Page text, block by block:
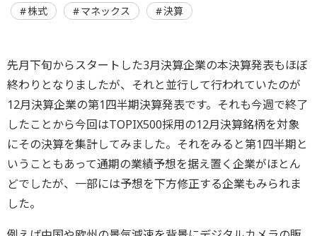
株式 マネックス 決算
先月下旬からスタートした3月決算企業の本決算発表もほぼ
終わりとなりましたが、それと並行して行われていたのが
12月決算企業の第1四半期決算発表です。それも今週で終了
したことから今回はTOPIX500採用の12月決算銘柄を対象
にその決算を集計してみました。それをみると第1四半期と
いうこともあって通期の業績予想を据え置く企業がほとん
どでしたが、一部には予想を下方修正する企業もみられま
した。